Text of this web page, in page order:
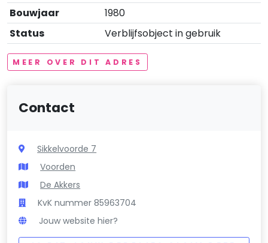
Bouwjaar
1980
Status
Verblijfsobject in gebruik
MEER OVER DIT ADRES
Contact
Sikkelvoorde 7
Voorden
De Akkers
KvK nummer 85963704
Jouw website hier?